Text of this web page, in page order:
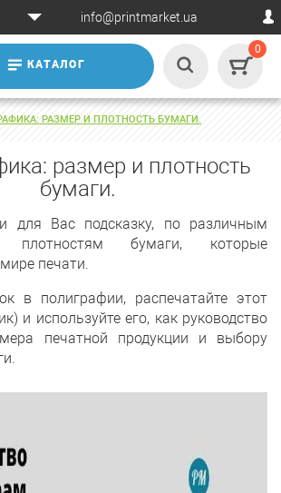
info@printmarket.ua
КАТАЛОГ
0
РАЗМЕР И ПЛОТНОСТЬ БУМАГИ.
размер и плотность
бумаги.
для Вас подсказку, по различным
бумаги, которые
печати.
в полиграфии, распечатайте этот
и используйте его, как руководство
печатной продукции и выбору